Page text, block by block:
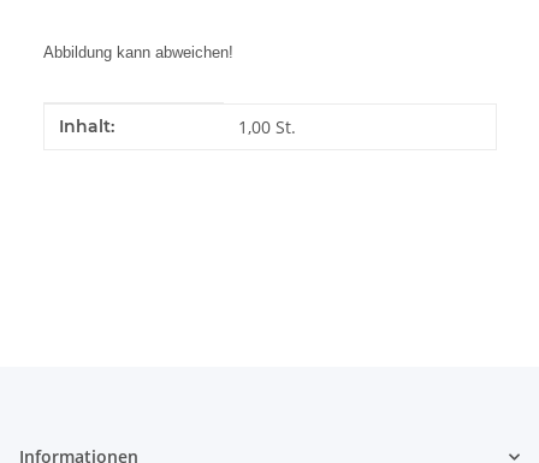
Abbildung kann abweichen!
Produkteigenschaft
Wert
Inhalt: 1,00 St.
Informationen